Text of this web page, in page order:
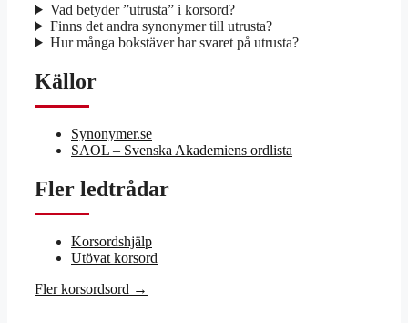
Vad betyder ”utrusta” i korsord?
Finns det andra synonymer till utrusta?
Hur många bokstäver har svaret på utrusta?
Källor
Synonymer.se
SAOL – Svenska Akademiens ordlista
Fler ledtrådar
Korsordshjälp
Utövat korsord
Fler korsordsord →